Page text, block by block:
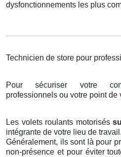
dysfonctionnements les plus
Technicien de store pour
Pour sécuriser votre
professionnels ou votre point de
Les volets roulants motorisés
intégrante de votre lieu de travail.
Généralement, ils sont là pour
non-présence et pour éviter